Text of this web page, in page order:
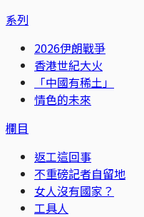
系列
2026伊朗戰爭
香港世紀大火
「中國有稀土」
情色的未來
欄目
返工這回事
不重磅記者自留地
女人沒有國家？
工具人